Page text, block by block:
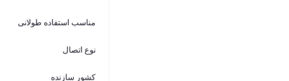
مناسب استفاده طولانی
نوع اتصال
کشور سازنده